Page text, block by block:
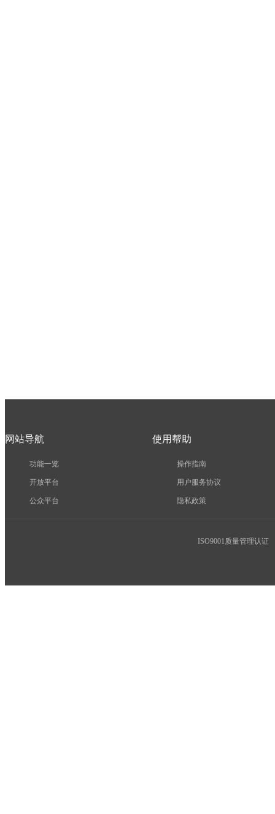
网站导航
功能一览
开放平台
公众平台
使用帮助
操作指南
用户服务协议
隐私政策
ISO9001质量管理认证